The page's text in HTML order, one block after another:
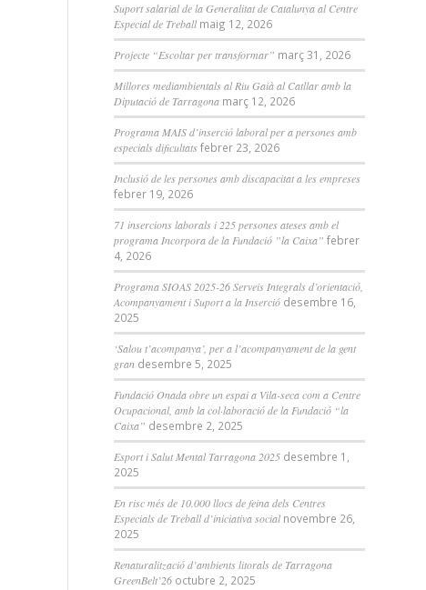
Suport salarial de la Generalitat de Catalunya al Centre
Especial de Treball maig 12, 2026
Projecte “Escoltar per transformar” març 31, 2026
Millores mediambientals al Riu Gaià al Catllar amb la
Diputació de Tarragona març 12, 2026
Programa MAIS d’inserció laboral per a persones amb
especials dificultats febrer 23, 2026
Inclusió de les persones amb discapacitat a les empreses
febrer 19, 2026
71 insercions laborals i 225 persones ateses amb el
programa Incorpora de la Fundació ”la Caixa” febrer
4, 2026
Programa SIOAS 2025-26 Serveis Integrals d’orientació,
Acompanyament i Suport a la Inserció desembre 16,
2025
‘Salou t’acompanya’, per a l’acompanyament de la gent
gran desembre 5, 2025
Fundació Onada obre un espai a Vila-seca com a Centre
Ocupacional, amb la col·laboració de la Fundació “la
Caixa” desembre 2, 2025
Esport i Salut Mental Tarragona 2025 desembre 1,
2025
En risc més de 10.000 llocs de feina dels Centres
Especials de Treball d’iniciativa social novembre 26,
2025
Renaturalització d’ambients litorals de Tarragona
GreenBelt’26 octubre 2, 2025